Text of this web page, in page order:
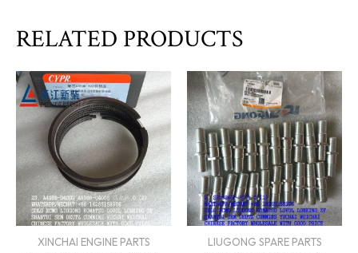
RELATED PRODUCTS
XINCHAI ENGINE PARTS LIUGONG SPARE PARTS